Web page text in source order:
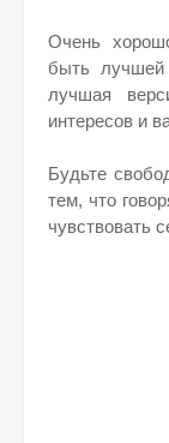
Очень
быть лучшей
лучшая
интересов и
Будьте
тем, что
чувствовать